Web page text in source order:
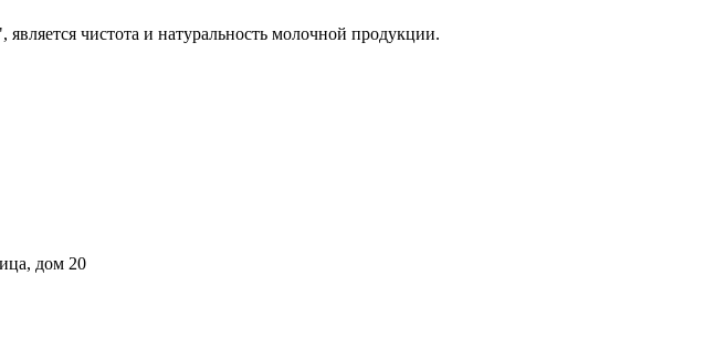
чистота и натуральность молочной продукции.
дом 20